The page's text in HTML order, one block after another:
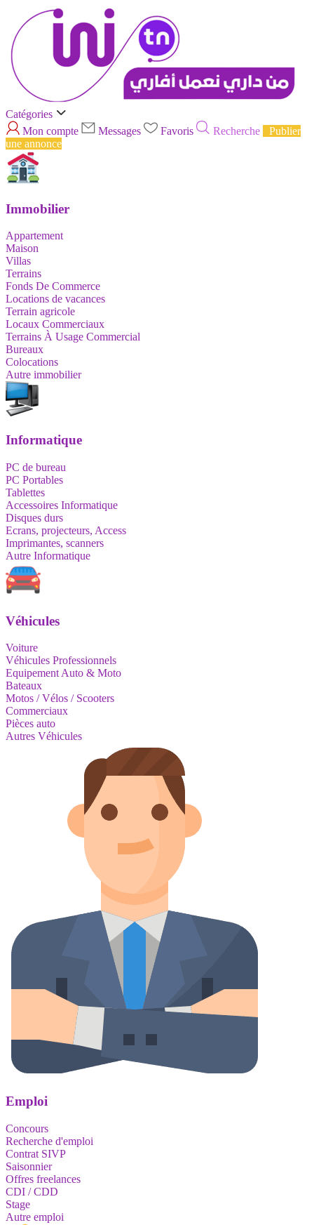
Catégories
Mon compte
Messages Favoris Recherche
Publier
une annonce
Immobilier
Appartement
Maison
Villas
Terrains
Fonds De Commerce
Locations de vacances
Terrain agricole
Locaux Commerciaux
Terrains À Usage Commercial
Bureaux
Colocations
Autre immobilier
Informatique
PC de bureau
PC Portables
Tablettes
Accessoires Informatique
Disques durs
Ecrans, projecteurs, Access
Imprimantes, scanners
Autre Informatique
Véhicules
Voiture
Véhicules Professionnels
Equipement Auto & Moto
Bateaux
Motos / Vélos / Scooters
Commerciaux
Pièces auto
Autres Véhicules
Emploi
Concours
Recherche d'emploi
Contrat SIVP
Saisonnier
Offres freelances
CDI / CDD
Stage
Autre emploi